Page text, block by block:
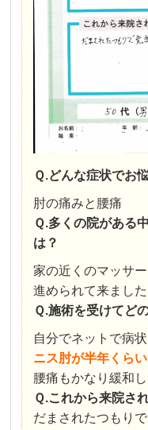
Ｑ.どんな症状でお
肘の痛みと腰痛
Ｑ.多くの院がある
は？
家の近くのマッサ
進められて来ました
Ｑ.施術を受けてど
自分でネットで病
ニス肘が半年くら
腰痛もかなり緩和し
Ｑ.これから来院さ
だまされたつもり